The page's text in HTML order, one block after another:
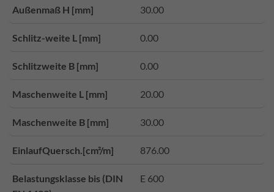
Außenmaß H [mm] 30.00
Schlitz-weite L [mm] 0.00
Schlitzweite B [mm] 0.00
Maschenweite L [mm] 20.00
Maschenweite B [mm] 30.00
EinlaufQuersch.[cm²/m] 876.00
Belastungsklasse bis (DIN
E 600